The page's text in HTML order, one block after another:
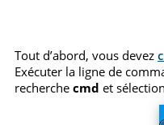
Tout d’abord, vous devez
Exécuter la ligne de
recherchecmd et